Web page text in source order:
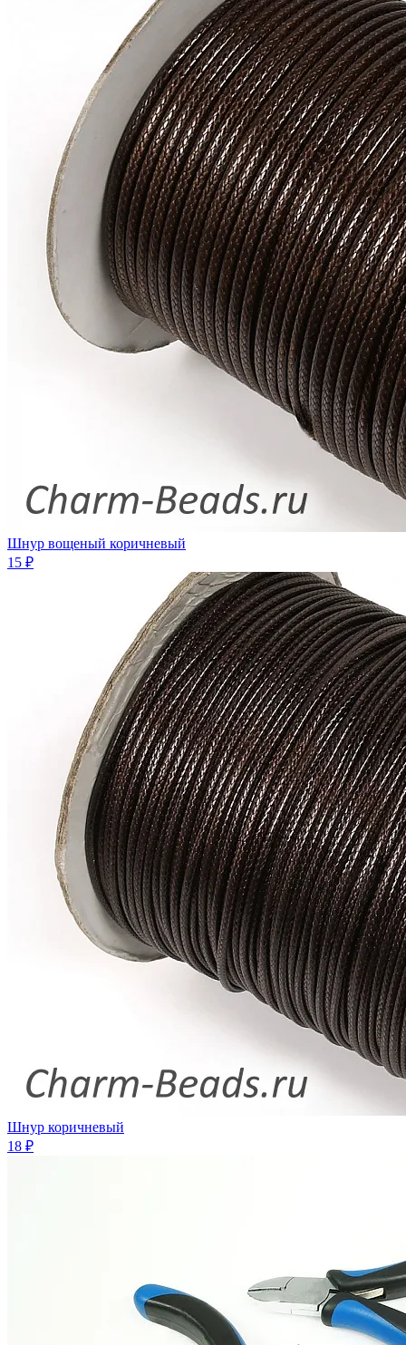
Шнур вощеный коричневый
15 ₽
Шнур коричневый
18 ₽